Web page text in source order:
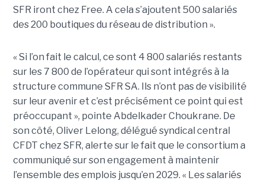
SFR iront chez Free. A cela s’ajoutent 500 salariés
des 200 boutiques du réseau de distribution ».
« Si l’on fait le calcul, ce sont 4 800 salariés restants
sur les 7 800 de l’opérateur qui sont intégrés à la
structure commune SFR SA. Ils n’ont pas de visibilité
sur leur avenir et c’est précisément ce point qui est
préoccupant », pointe Abdelkader Choukrane. De
son côté, Oliver Lelong, délégué syndical central
CFDT chez SFR, alerte sur le fait que le consortium a
communiqué sur son engagement à maintenir
l’ensemble des emplois jusqu’en 2029. « Les salariés